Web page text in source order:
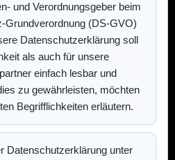
und Verordnungsgeber beim
Grundverordnung (DS-GVO)
Datenschutzerklärung soll
als auch für unsere
einfach lesbar und
zu gewährleisten, möchten
Begrifflichkeiten erläutern.
Datenschutzerklärung unter